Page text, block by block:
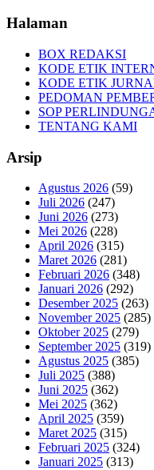
Halaman
BOX REDAKSI
KODE ETIK
KODE ETIK
PEDOMAN
SOP
TENTANG KAMI
Arsip
Agustus 2026 (59)
Juli 2026 (247)
Juni 2026 (273)
Mei 2026 (228)
April 2026 (315)
Maret 2026 (281)
Februari 2026 (348)
Januari 2026 (292)
Desember 2025 (263)
November 2025 (285)
Oktober 2025 (279)
September 2025 (319)
Agustus 2025 (385)
Juli 2025 (388)
Juni 2025 (362)
Mei 2025 (362)
April 2025 (359)
Maret 2025 (315)
Februari 2025 (324)
Januari 2025 (313)